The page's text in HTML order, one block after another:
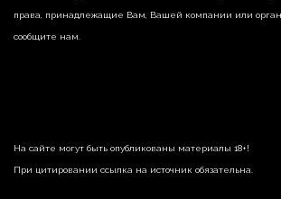
права, принадлежащие Вам, Вашей компании или
сообщите нам.
На сайте могут быть опубликованы материалы 18+!
При цитировании ссылка на источник обязательна.